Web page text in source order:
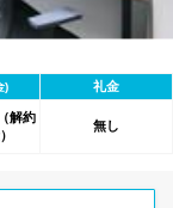
) 礼金
解約
無し